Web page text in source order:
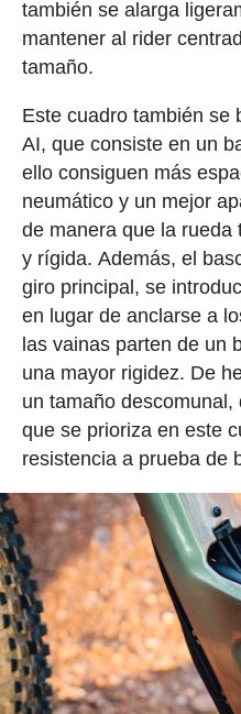
también se alarga
mantener al rider
tamaño.
Este cuadro también se
AI, que consiste en un
ello consiguen más
neumático y un mejor
de manera que la rueda
y rígida. Además, el
giro principal, se
en lugar de anclarse a
las vainas parten de un
una mayor rigidez. De
un tamaño
que se prioriza en este
resistencia a prueba de